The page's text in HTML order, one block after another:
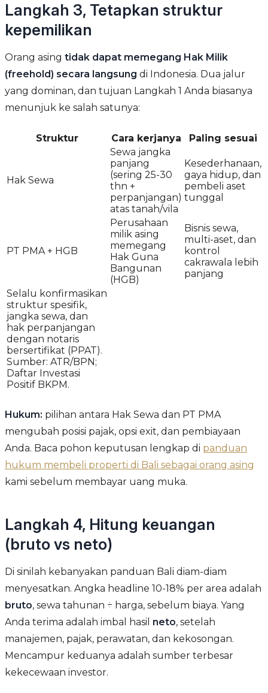
Langkah 3, Tetapkan struktur
kepemilikan
Orang asing tidak dapat memegang Hak Milik
(freehold) secara langsung di Indonesia. Dua jalur
yang dominan, dan tujuan Langkah 1 Anda biasanya
menunjuk ke salah satunya:
Struktur Cara kerjanya Paling sesuai
Hak Sewa
Sewa jangka
panjang
(sering 25-30
thn +
perpanjangan)
atas tanah/vila
Kesederhanaan,
gaya hidup, dan
pembeli aset
tunggal
PT PMA + HGB
Perusahaan
milik asing
memegang
Hak Guna
Bangunan
(HGB)
Bisnis sewa,
multi-aset, dan
kontrol
cakrawala lebih
panjang
Selalu konfirmasikan
struktur spesifik,
jangka sewa, dan
hak perpanjangan
dengan notaris
bersertifikat (PPAT).
Sumber: ATR/BPN;
Daftar Investasi
Positif BKPM.
Hukum: pilihan antara Hak Sewa dan PT PMA
mengubah posisi pajak, opsi exit, dan pembiayaan
Anda. Baca pohon keputusan lengkap di panduan
hukum membeli properti di Bali sebagai orang asing
kami sebelum membayar uang muka.
Langkah 4, Hitung keuangan
(bruto vs neto)
Di sinilah kebanyakan panduan Bali diam-diam
menyesatkan. Angka headline 10-18% per area adalah
bruto, sewa tahunan ÷ harga, sebelum biaya. Yang
Anda terima adalah imbal hasil neto, setelah
manajemen, pajak, perawatan, dan kekosongan.
Mencampur keduanya adalah sumber terbesar
kekecewaan investor.